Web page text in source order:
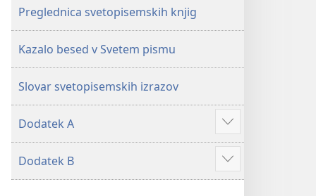
Preglednica svetopisemskih knjig
Kazalo besed v Svetem pismu
Slovar svetopisemskih izrazov
Dodatek A
Prikaži
več
Dodatek B
Prikaži
več